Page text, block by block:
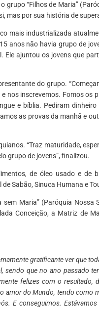
grupo “Filhos de Maria”
mas por sua história de
mais industrializada
anos não havia grupo de
ajuntou os jovens que
do grupo.
nos inscrevemos. Fomos os
e bíblia. Pediram
as provas da manhã e
“Traz maturidade,
grupo de jovens”, finalizou.
de óleo usado e de
Sabão, Sinuca Humana e
Maria” (Paróquia Nossa
Conceição, a Matriz de
gratificante ver que
sendo que no ano passado
felizes com o
amor do Mundo, tendo como
E conseguimos.